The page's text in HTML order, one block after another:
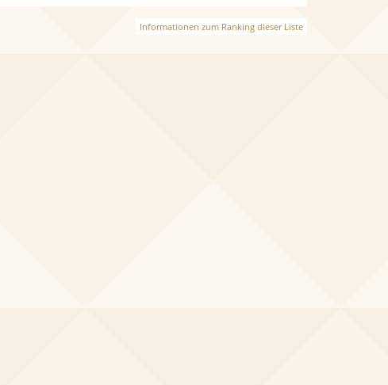
Informationen zum Ranking dieser Liste